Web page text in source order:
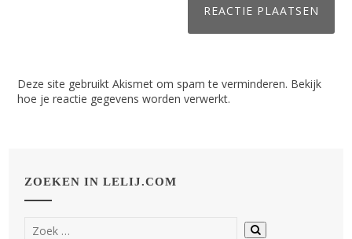
Deze site gebruikt Akismet om spam te verminderen. Bekijk
hoe je reactie gegevens worden verwerkt.
ZOEKEN IN LELIJ.COM